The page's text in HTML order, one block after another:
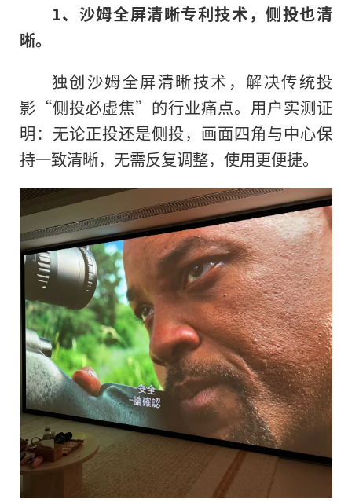
1、沙姆全屏清晰专利技术，侧投也清
晰。
独创沙姆全屏清晰技术，解决传统投
影“侧投必虚焦”的行业痛点。用户实测证
明：无论正投还是侧投，画面四角与中心保
持一致清晰，无需反复调整，使用更便捷。